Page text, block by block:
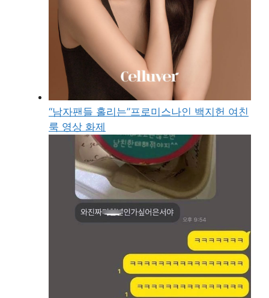
“남자팬들 홀리는”프로미스나인 백지헌 여친
룩 영상 화제